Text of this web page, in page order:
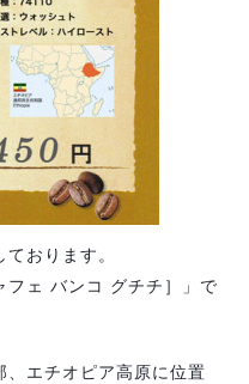
おります。
フェ バンコ グチチ］」で
、エチオピア高原に位置